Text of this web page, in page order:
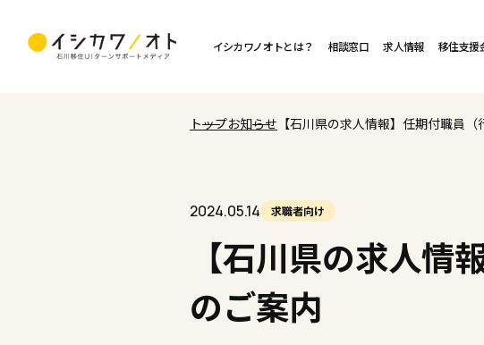
イシカワノオトとは？ 相談窓口 求人情報 移住支援
トップお知らせ 【石川県の求人情報】任期付職員
2024.05.14 求職者向け
【石川県の求人情
のご案内